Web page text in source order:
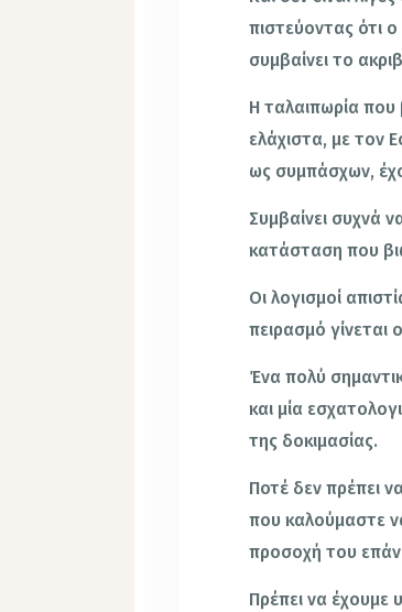
πιστεύοντας ότι
συμβαίνει το
Η ταλαιπωρία που
ελάχιστα, με τον
ως συμπάσχων,
Συμβαίνει συχνά
κατάσταση που
Οι λογισμοί
πειρασμό γίνεται
Ένα πολύ
και μία
της δοκιμασίας.
Ποτέ δεν πρέπει
που καλούμαστε
προσοχή του
Πρέπει να έχουμε